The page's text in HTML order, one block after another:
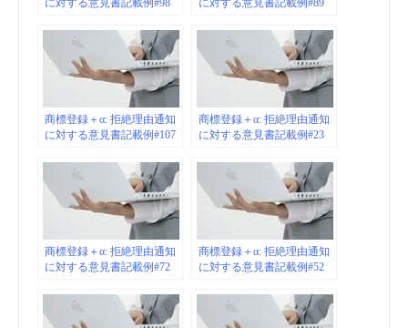
に対する意見書記載例#98 に対する意見書記載例#89
商標登録＋α: 拒絶理由通知
に対する意見書記載例#107
商標登録＋α: 拒絶理由通知
に対する意見書記載例#23
商標登録＋α: 拒絶理由通知
に対する意見書記載例#72
商標登録＋α: 拒絶理由通知
に対する意見書記載例#52